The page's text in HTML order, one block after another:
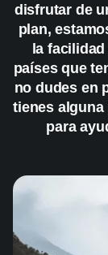
disfrutar de
plan,
la
países que
no dudes en
tienes
para